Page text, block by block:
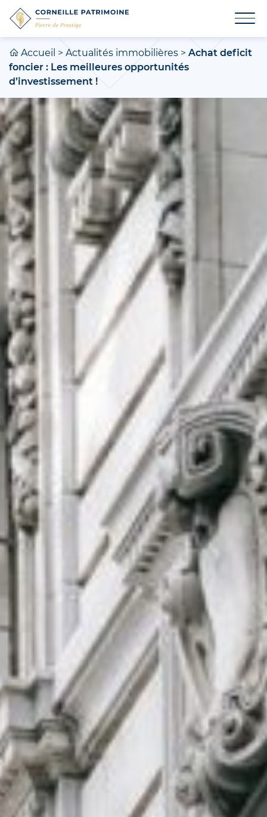
Accueil > Actualités immobilières > Achat deficit
foncier : Les meilleures opportunités
d’investissement !